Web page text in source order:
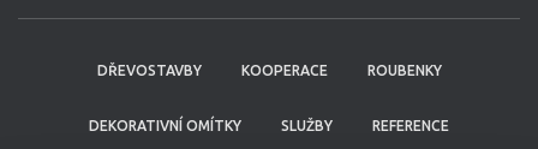
DŘEVOSTAVBY KOOPERACE ROUBENKY
DEKORATIVNÍ OMÍTKY SLUŽBY REFERENCE